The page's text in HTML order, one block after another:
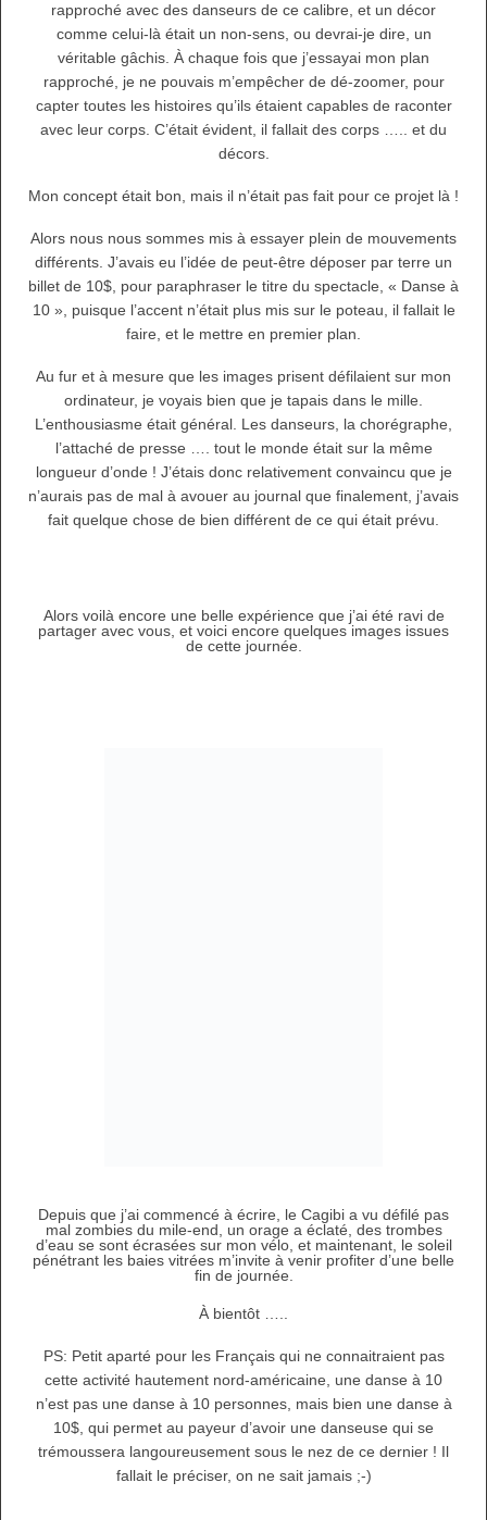
rapproché avec des danseurs de ce calibre, et un décor
comme celui-là était un non-sens, ou devrai-je dire, un
véritable gâchis. À chaque fois que j’essayai mon plan
rapproché, je ne pouvais m’empêcher de dé-zoomer, pour
capter toutes les histoires qu’ils étaient capables de raconter
avec leur corps. C’était évident, il fallait des corps ….. et du
décors.
Mon concept était bon, mais il n’était pas fait pour ce projet là !
Alors nous nous sommes mis à essayer plein de mouvements
différents. J’avais eu l’idée de peut-être déposer par terre un
billet de 10$, pour paraphraser le titre du spectacle, « Danse à
10 », puisque l’accent n’était plus mis sur le poteau, il fallait le
faire, et le mettre en premier plan.
Au fur et à mesure que les images prisent défilaient sur mon
ordinateur, je voyais bien que je tapais dans le mille.
L’enthousiasme était général. Les danseurs, la chorégraphe,
l’attaché de presse …. tout le monde était sur la même
longueur d’onde ! J’étais donc relativement convaincu que je
n’aurais pas de mal à avouer au journal que finalement, j’avais
fait quelque chose de bien différent de ce qui était prévu.
Alors voilà encore une belle expérience que j’ai été ravi de
partager avec vous, et voici encore quelques images issues
de cette journée.
Depuis que j’ai commencé à écrire, le Cagibi a vu défilé pas
mal zombies du mile-end, un orage a éclaté, des trombes
d’eau se sont écrasées sur mon vélo, et maintenant, le soleil
pénétrant les baies vitrées m’invite à venir profiter d’une belle
fin de journée.
À bientôt …..
PS: Petit aparté pour les Français qui ne connaitraient pas
cette activité hautement nord-américaine, une danse à 10
n’est pas une danse à 10 personnes, mais bien une danse à
10$, qui permet au payeur d’avoir une danseuse qui se
trémoussera langoureusement sous le nez de ce dernier ! Il
fallait le préciser, on ne sait jamais ;-)